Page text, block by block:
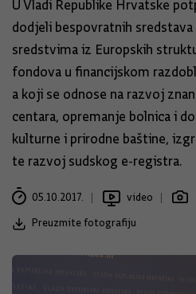
U Vladi Republike Hrvatske
dodjeli bespovratnih
sredstvima iz Europskih
fondova u financijskom
a koji se odnose na razvoj
centara, opremanje bolnica i
kulturne i prirodne baštine,
te razvoj sudskog e-registra.
05.10.2017. video
Preuzmite fotografiju